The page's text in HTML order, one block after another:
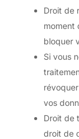
Droit de
moment
bloquer
Si vous
vos
Droit de
droit de